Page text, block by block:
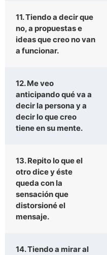
11. Tiendo a decir que
no, a propuestas e
ideas que creo no van
a funcionar.
12. Me veo
anticipando qué va a
decir la persona y a
decir lo que creo
tiene en su mente.
13. Repito lo que el
otro dice y éste
queda con la
sensación que
distorsioné el
mensaje.
14. Tiendo a mirar al